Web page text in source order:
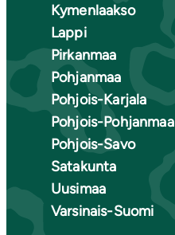
Kymenlaakso
Lappi
Pirkanmaa
Pohjanmaa
Pohjois-Karjala
Pohjois-Pohjanmaa
Pohjois-Savo
Satakunta
Uusimaa
Varsinais-Suomi